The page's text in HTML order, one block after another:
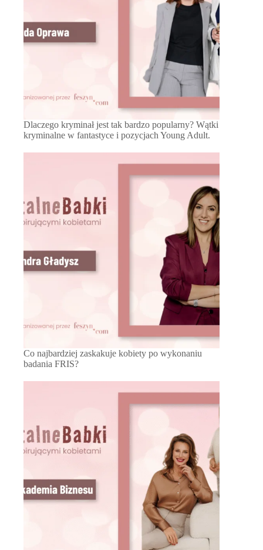
Dlaczego kryminał jest tak bardzo popularny? Wątki
kryminalne w fantastyce i pozycjach Young Adult.
Co najbardziej zaskakuje kobiety po wykonaniu
badania FRIS?